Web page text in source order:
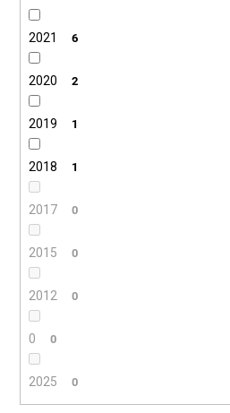
2021 6
2020 2
2019 1
2018 1
2017 0
2015 0
2012 0
0 0
2025 0